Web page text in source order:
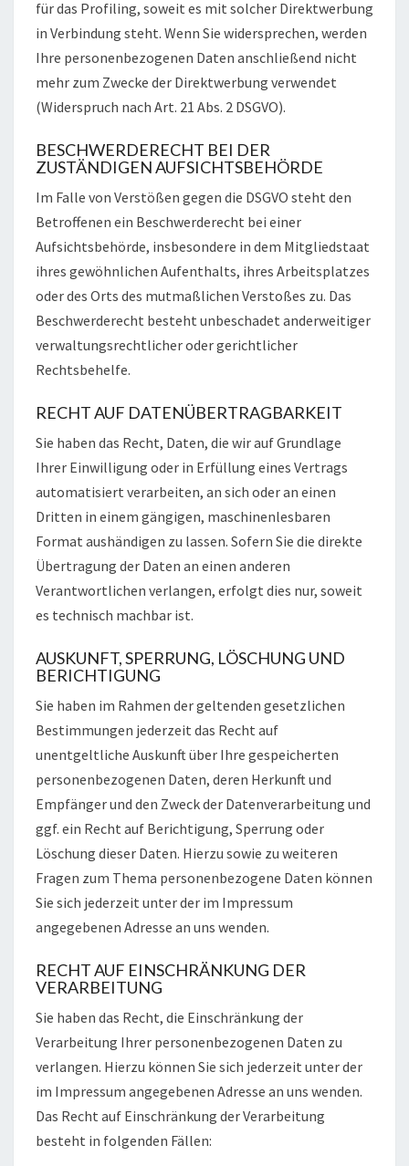
für das Profiling, soweit es mit solcher Direktwerbung
in Verbindung steht. Wenn Sie widersprechen, werden
Ihre personenbezogenen Daten anschließend nicht
mehr zum Zwecke der Direktwerbung verwendet
(Widerspruch nach Art. 21 Abs. 2 DSGVO).
BESCHWERDERECHT BEI DER
ZUSTÄNDIGEN AUFSICHTSBEHÖRDE
Im Falle von Verstößen gegen die DSGVO steht den
Betroffenen ein Beschwerderecht bei einer
Aufsichtsbehörde, insbesondere in dem Mitgliedstaat
ihres gewöhnlichen Aufenthalts, ihres Arbeitsplatzes
oder des Orts des mutmaßlichen Verstoßes zu. Das
Beschwerderecht besteht unbeschadet anderweitiger
verwaltungsrechtlicher oder gerichtlicher
Rechtsbehelfe.
RECHT AUF DATENÜBERTRAGBARKEIT
Sie haben das Recht, Daten, die wir auf Grundlage
Ihrer Einwilligung oder in Erfüllung eines Vertrags
automatisiert verarbeiten, an sich oder an einen
Dritten in einem gängigen, maschinenlesbaren
Format aushändigen zu lassen. Sofern Sie die direkte
Übertragung der Daten an einen anderen
Verantwortlichen verlangen, erfolgt dies nur, soweit
es technisch machbar ist.
AUSKUNFT, SPERRUNG, LÖSCHUNG UND
BERICHTIGUNG
Sie haben im Rahmen der geltenden gesetzlichen
Bestimmungen jederzeit das Recht auf
unentgeltliche Auskunft über Ihre gespeicherten
personenbezogenen Daten, deren Herkunft und
Empfänger und den Zweck der Datenverarbeitung und
ggf. ein Recht auf Berichtigung, Sperrung oder
Löschung dieser Daten. Hierzu sowie zu weiteren
Fragen zum Thema personenbezogene Daten können
Sie sich jederzeit unter der im Impressum
angegebenen Adresse an uns wenden.
RECHT AUF EINSCHRÄNKUNG DER
VERARBEITUNG
Sie haben das Recht, die Einschränkung der
Verarbeitung Ihrer personenbezogenen Daten zu
verlangen. Hierzu können Sie sich jederzeit unter der
im Impressum angegebenen Adresse an uns wenden.
Das Recht auf Einschränkung der Verarbeitung
besteht in folgenden Fällen: